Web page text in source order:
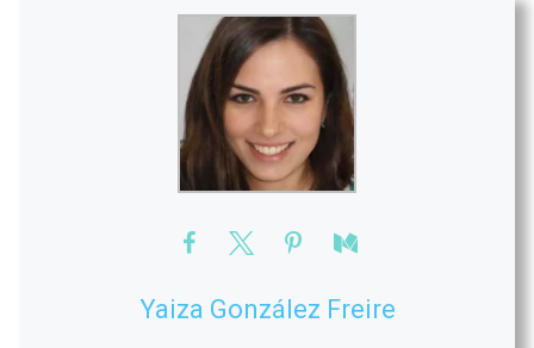
Yaiza González Freire